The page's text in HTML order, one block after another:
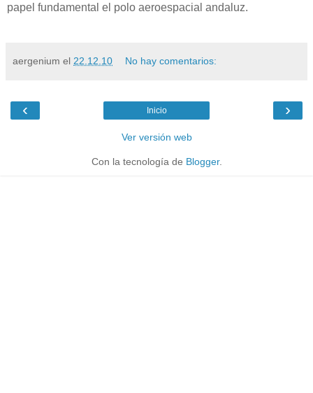
papel fundamental el polo aeroespacial andaluz.
aergenium el 22.12.10 No hay comentarios:
‹ ›
Inicio
Ver versión web
Con la tecnología de Blogger.